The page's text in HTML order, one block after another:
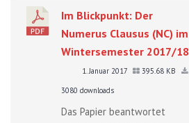
Im Blickpunkt: Der
Numerus Clausus (NC) im
Wintersemester 2017/18
1. Januar 2017
395.68 KB
3080 downloads
Das Papier beantwortet